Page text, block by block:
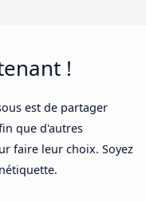
!
est de partager
que d'autres
faire leur choix. Soyez